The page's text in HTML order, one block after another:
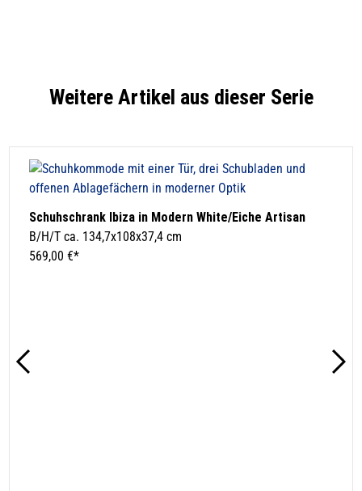
Weitere Artikel aus dieser Serie
Schuhschrank Ibiza in Modern White/Eiche Artisan
B/H/T ca. 134,7x108x37,4 cm
569,00 €*